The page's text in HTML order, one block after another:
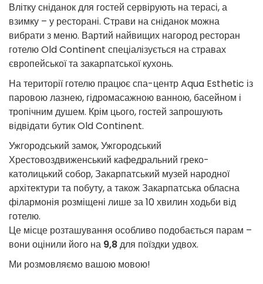
Влітку сніданок для гостей сервірують на терасі, а
взимку – у ресторані. Страви на сніданок можна
вибрати з меню. Вартий найвищих нагород ресторан
готелю Old Continent спеціалізується на стравах
європейської та закарпатської кухонь.
На території готелю працює спа-центр Aqua Esthetic із
паровою лазнею, гідромасажною ванною, басейном і
тропічним душем. Крім цього, гостей запрошують
відвідати бутик Old Continent.
Ужгородський замок, Ужгородський
Хрестовоздвиженський кафедральний греко-
католицький собор, Закарпатський музей народної
архітектури та побуту, а також Закарпатська обласна
філармонія розміщені лише за 10 хвилин ходьби від
готелю.
Це місце розташування особливо подобається парам –
вони оцінили його на 9,8для поїздки удвох.
Ми розмовляємо вашою мовою!